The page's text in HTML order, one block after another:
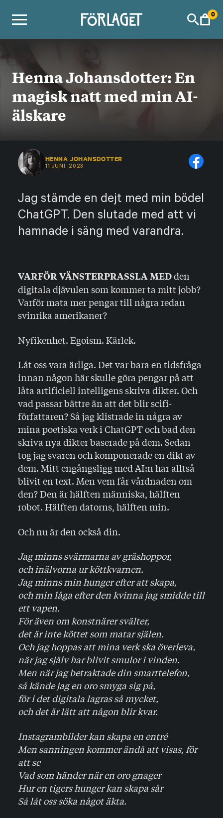
0
Henna Johansdotter: En
magisk natt med min AI-
älskare
HENNA JOHANSDOTTER
11 JUNI, 2023
Jag stämde en dejt med min bödel
ChatGPT. Den slutade med att vi
hamnade i säng med varandra.
VARFÖR VÄNSTERPRASSLA MEDden
digitala djävulen som kommer ta mitt jobb?
Varför mata mer pengar till några redan
svinrika amerikaner?
Nyfikenhet. Egoism. Kärlek.
Låt oss vara ärliga. Det var bara en tidsfråga
innan någon här skulle göra pengar på att
låta artificiell intelligens skriva dikter. Och
vad passar bättre än att det blir scifi-
författaren? Så jag klistrade in några av
mina poetiska verk i ChatGPT och bad den
skriva nya dikter baserade på dem. Sedan
tog jag svaren och komponerade en dikt av
dem. Mitt engångsligg med AI:n har alltså
blivit en text. Men vem får vårdnaden om
den? Den är hälften människa, hälften
robot. Hälften datorns, hälften min.
Och nu är den också din.
Jag minns svärmarna av gräshoppor,
och inälvorna ur köttkvarnen.
Jag minns min hunger efter att skapa,
och min låga efter den kvinna jag smidde till
ett vapen.
För även om konstnärer svälter,
det är inte köttet som matar själen.
Och jag hoppas att mina verk ska överleva,
när jag själv har blivit smulor i vinden.
Men när jag betraktade din smarttelefon,
så kände jag en oro smyga sig på,
för i det digitala lagras så mycket,
och det är lätt att någon blir kvar.
Instagrambilder kan skapa en entré
Men sanningen kommer ändå att visas, för
att se
Vad som händer när en oro gnager
Hur en tigers hunger kan skapa sår
Så låt oss söka något äkta.